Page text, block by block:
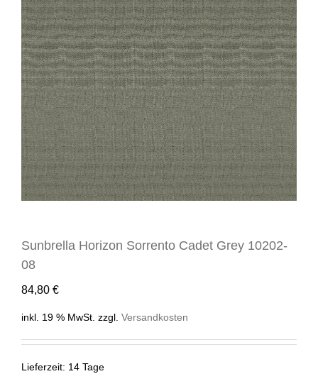
Sunbrella Horizon Sorrento Cadet Grey 10202-
08
84,80 €
inkl. 19 % MwSt. zzgl. Versandkosten
Lieferzeit: 14 Tage